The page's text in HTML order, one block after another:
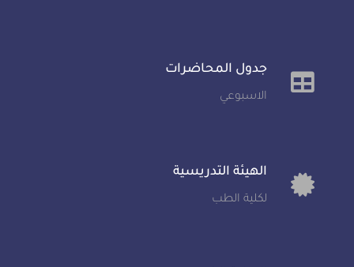
جدول المحاضرات
الهيئة التدريسية
لكلية الطب